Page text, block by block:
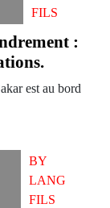
FILS
:
est au bord
BY
LANG
FILS